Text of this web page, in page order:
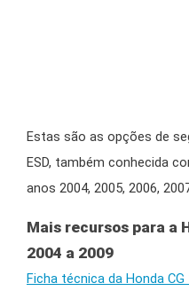
Estas são as opções de
ESD, também conhecida
anos 2004, 2005, 2006,
Mais recursos para a
2004 a 2009
Ficha técnica da Honda